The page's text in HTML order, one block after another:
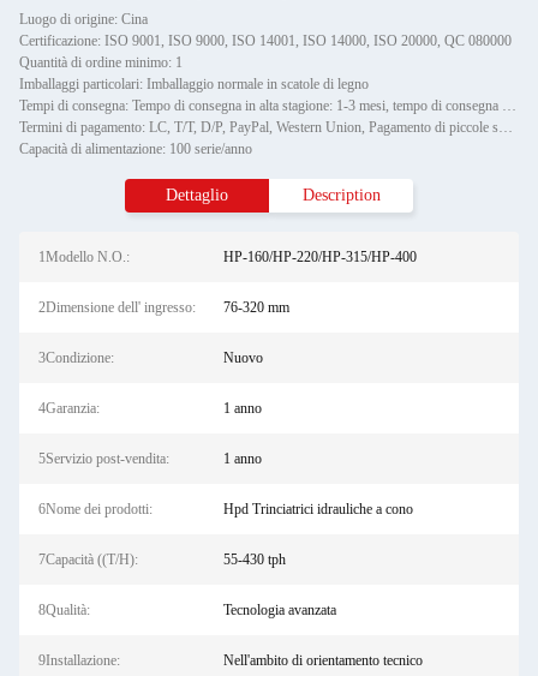
Luogo di origine: Cina
Certificazione: ISO 9001, ISO 9000, ISO 14001, ISO 14000, ISO 20000, QC 080000
Quantità di ordine minimo: 1
Imballaggi particolari: Imballaggio normale in scatole di legno
Tempi di consegna: Tempo di consegna in alta stagione: 1-3 mesi, tempo di consegna fuori stagione: un mese
Termini di pagamento: LC, T/T, D/P, PayPal, Western Union, Pagamento di piccole somme,
Capacità di alimentazione: 100 serie/anno
Dettaglio Description
1Modello N.O.: HP-160/HP-220/HP-315/HP-400
2Dimensione dell' ingresso: 76-320 mm
3Condizione: Nuovo
4Garanzia: 1 anno
5Servizio post-vendita: 1 anno
6Nome dei prodotti: Hpd Trinciatrici idrauliche a cono
7Capacità ((T/H): 55-430 tph
8Qualità: Tecnologia avanzata
9Installazione: Nell'ambito di orientamento tecnico